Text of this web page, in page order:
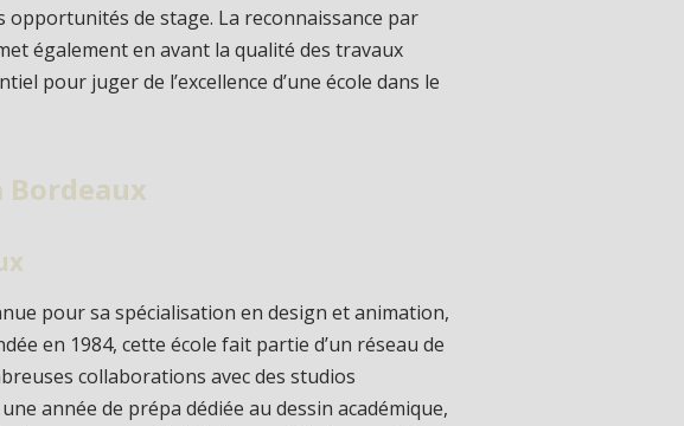
opportunités de stage. La reconnaissance par
également en avant la qualité des travaux
pour juger de l’excellence d’une école dans le
Bordeaux
pour sa spécialisation en design et animation,
en 1984, cette école fait partie d’un réseau de
collaborations avec des studios
année de prépa dédiée au dessin académique,